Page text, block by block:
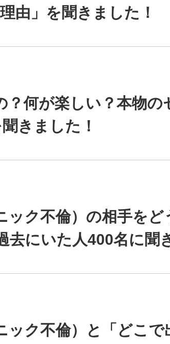
由」を聞きました！
何が楽しい？本物の
きました！
ク不倫）の相手をど
にいた人400名に聞
ク不倫）と「どこで